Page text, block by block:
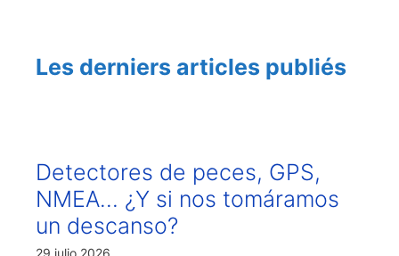
Les derniers articles publiés
Detectores de peces, GPS,
NMEA… ¿Y si nos tomáramos
un descanso?
29 julio 2026